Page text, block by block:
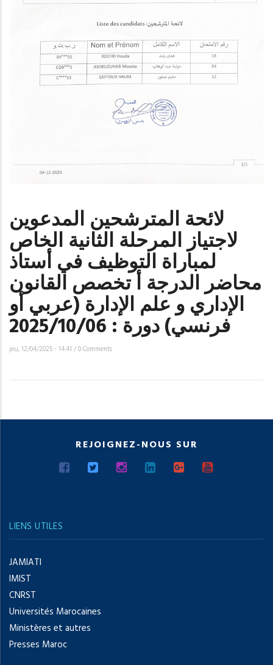
لائحة المترشحين المدعوين
لاجتياز المرحلة الثانية الخاص
لمباراة التوظيف في أستاذ
محاضر الدرجة أ تخصص القانون
الإداري و علم الإدارة (عربي أو
فرنسي) دورة : 2025/10/06
jeu, 12/04/2025 - 14:41 /0 Comments
REJOIGNEZ-NOUS SUR
LIENS UTILES
JAMIATI
IMIST
CNRST
Universités Marocaines
Ministères et autres
Presses Maroc